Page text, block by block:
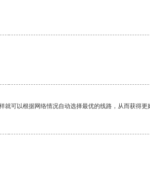
可以根据网络情况自动选择最优的线路，从而获得更